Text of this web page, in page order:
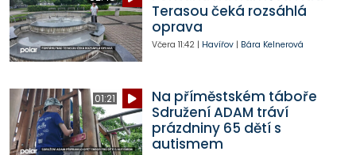
Terasou čeká rozsáhlá
oprava
Včera 11:42| Havířov| Bára Kelnerová
01:21
Na příměstském táboře
Sdružení ADAM tráví
prázdniny 65 dětí s
autismem